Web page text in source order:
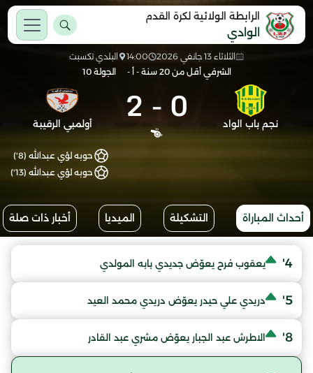
الرابطة الولائية لكرة القدم
الوادي
الثلاثاء 13 جانفي 2026 14:00
البلدي تكسبت
الشرفي أقل من 20 سنة - أ -
الجولة 10
نجم باب الواد 0
-
2 أولمبي الرقيبة
حوبه لؤي عبدالله (8')
حوبه لؤي عبدالله (13')
أحداث المباراة التشكيلة الميديا أخبار ذات صلة
4' يعقوب فرح يعوّض جديدي بابه المولدي
5' دريدي علي حيدر يعوّض دريدي محمد العيد
8' الاطرش عبد الجبار يعوّض مشري عبد القادر